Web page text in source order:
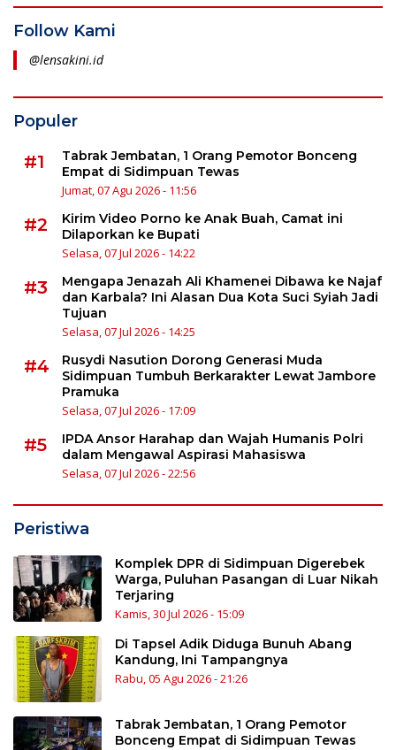
Follow Kami
@lensakini.id
Populer
#1
Tabrak Jembatan, 1 Orang Pemotor Bonceng
Empat di Sidimpuan Tewas
Jumat, 07 Agu 2026 - 11:56
#2
Kirim Video Porno ke Anak Buah, Camat ini
Dilaporkan ke Bupati
Selasa, 07 Jul 2026 - 14:22
#3
Mengapa Jenazah Ali Khamenei Dibawa ke Najaf
dan Karbala? Ini Alasan Dua Kota Suci Syiah Jadi
Tujuan
Selasa, 07 Jul 2026 - 14:25
#4
Rusydi Nasution Dorong Generasi Muda
Sidimpuan Tumbuh Berkarakter Lewat Jambore
Pramuka
Selasa, 07 Jul 2026 - 17:09
#5
IPDA Ansor Harahap dan Wajah Humanis Polri
dalam Mengawal Aspirasi Mahasiswa
Selasa, 07 Jul 2026 - 22:56
Peristiwa
Komplek DPR di Sidimpuan Digerebek
Warga, Puluhan Pasangan di Luar Nikah
Terjaring
Kamis, 30 Jul 2026 - 15:09
Di Tapsel Adik Diduga Bunuh Abang
Kandung, Ini Tampangnya
Rabu, 05 Agu 2026 - 21:26
Tabrak Jembatan, 1 Orang Pemotor
Bonceng Empat di Sidimpuan Tewas